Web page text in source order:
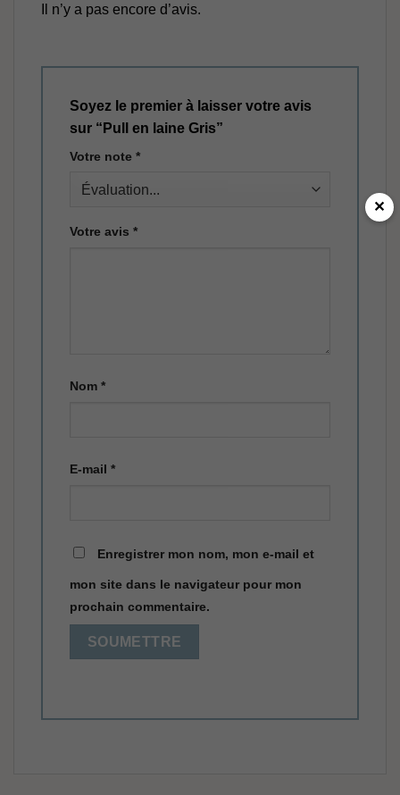
✕
Il n’y a pas encore d’avis.
Soyez le premier à laisser votre avis
sur “Pull en laine Gris”
Votre note *
Votre avis *
Nom *
E-mail *
Enregistrer mon nom, mon e-mail et
mon site dans le navigateur pour mon
prochain commentaire.